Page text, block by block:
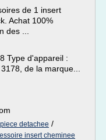
de 1 insert
Achat 100%
des ...
Type d'appareil :
de la marque...
detachee /
insert cheminee